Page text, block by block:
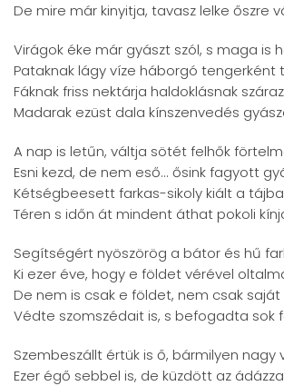
De mire már kinyitja, tavasz lelke őszre
Virágok éke már gyászt szól, s maga is
Pataknak lágy víze háborgó tengerként
Fáknak friss nektárja haldoklásnak
Madarak ezüst dala kínszenvedés
A nap is letűn, váltja sötét felhők
Esni kezd, de nem eső... ősink fagyott
Kétségbeesett farkas-sikoly kiált a tájba
Téren s időn át mindent áthat pokoli
Segítségért nyöszörög a bátor és hű
Ki ezer éve, hogy e földet vérével
De nem is csak e földet, nem csak saját
Védte szomszédait is, s befogadta sok
Szembeszállt értük is ő, bármilyen nagy
Ezer égő sebbel is, de küzdött az